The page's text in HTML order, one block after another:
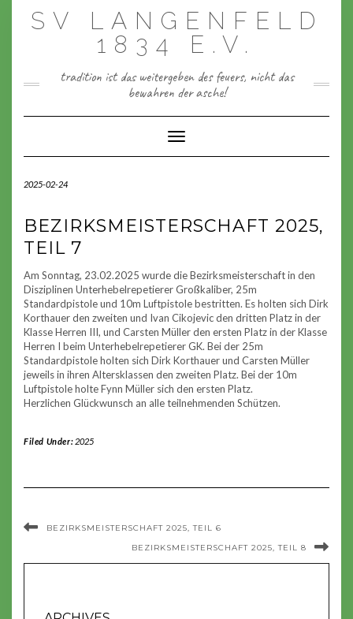
SV LANGENFELD
1834 E.V.
tradition ist das weitergeben des feuers, nicht das
bewahren der asche!
Toggle Navigation
2025-02-24
BEZIRKSMEISTERSCHAFT 2025,
TEIL 7
Am Sonntag, 23.02.2025 wurde die Bezirksmeisterschaft in den
Disziplinen Unterhebelrepetierer Großkaliber, 25m
Standardpistole und 10m Luftpistole bestritten. Es holten sich Dirk
Korthauer den zweiten und Ivan Cikojevic den dritten Platz in der
Klasse Herren III, und Carsten Müller den ersten Platz in der Klasse
Herren I beim Unterhebelrepetierer GK. Bei der 25m
Standardpistole holten sich Dirk Korthauer und Carsten Müller
jeweils in ihren Altersklassen den zweiten Platz. Bei der 10m
Luftpistole holte Fynn Müller sich den ersten Platz.
Herzlichen Glückwunsch an alle teilnehmenden Schützen.
Filed Under: 2025
BEZIRKSMEISTERSCHAFT 2025, TEIL 6
BEZIRKSMEISTERSCHAFT 2025, TEIL 8